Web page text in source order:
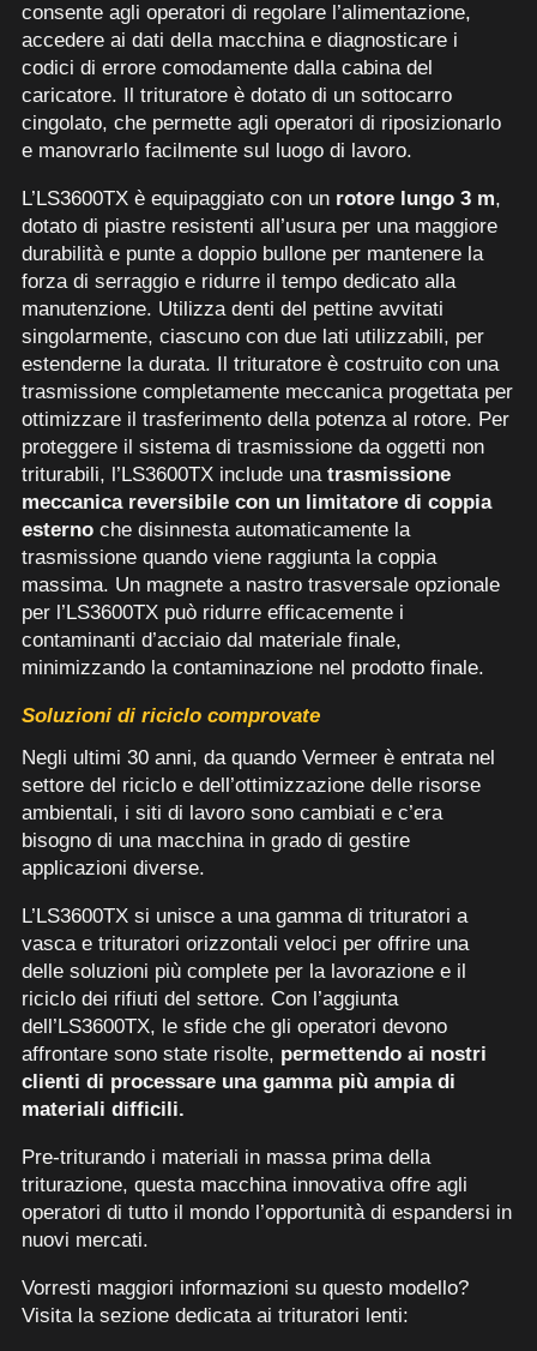
consente agli operatori di regolare l’alimentazione,
accedere ai dati della macchina e diagnosticare i
codici di errore comodamente dalla cabina del
caricatore. Il trituratore è dotato di un sottocarro
cingolato, che permette agli operatori di riposizionarlo
e manovrarlo facilmente sul luogo di lavoro.
L’LS3600TX è equipaggiato con un rotore lungo 3 m,
dotato di piastre resistenti all’usura per una maggiore
durabilità e punte a doppio bullone per mantenere la
forza di serraggio e ridurre il tempo dedicato alla
manutenzione. Utilizza denti del pettine avvitati
singolarmente, ciascuno con due lati utilizzabili, per
estenderne la durata. Il trituratore è costruito con una
trasmissione completamente meccanica progettata per
ottimizzare il trasferimento della potenza al rotore. Per
proteggere il sistema di trasmissione da oggetti non
triturabili, l’LS3600TX include unatrasmissione
meccanica reversibile con un limitatore di coppia
esternoche disinnesta automaticamente la
trasmissione quando viene raggiunta la coppia
massima. Un magnete a nastro trasversale opzionale
per l’LS3600TX può ridurre efficacemente i
contaminanti d’acciaio dal materiale finale,
minimizzando la contaminazione nel prodotto finale.
Soluzioni di riciclo comprovate
Negli ultimi 30 anni, da quando Vermeer è entrata nel
settore del riciclo e dell’ottimizzazione delle risorse
ambientali, i siti di lavoro sono cambiati e c’era
bisogno di una macchina in grado di gestire
applicazioni diverse.
L’LS3600TX si unisce a una gamma di trituratori a
vasca e trituratori orizzontali veloci per offrire una
delle soluzioni più complete per la lavorazione e il
riciclo dei rifiuti del settore. Con l’aggiunta
dell’LS3600TX, le sfide che gli operatori devono
affrontare sono state risolte, permettendo ai nostri
clienti di processare una gamma più ampia di
materiali difficili.
Pre-triturando i materiali in massa prima della
triturazione, questa macchina innovativa offre agli
operatori di tutto il mondo l’opportunità di espandersi in
nuovi mercati.
Vorresti maggiori informazioni su questo modello?
Visita la sezione dedicata ai trituratori lenti: